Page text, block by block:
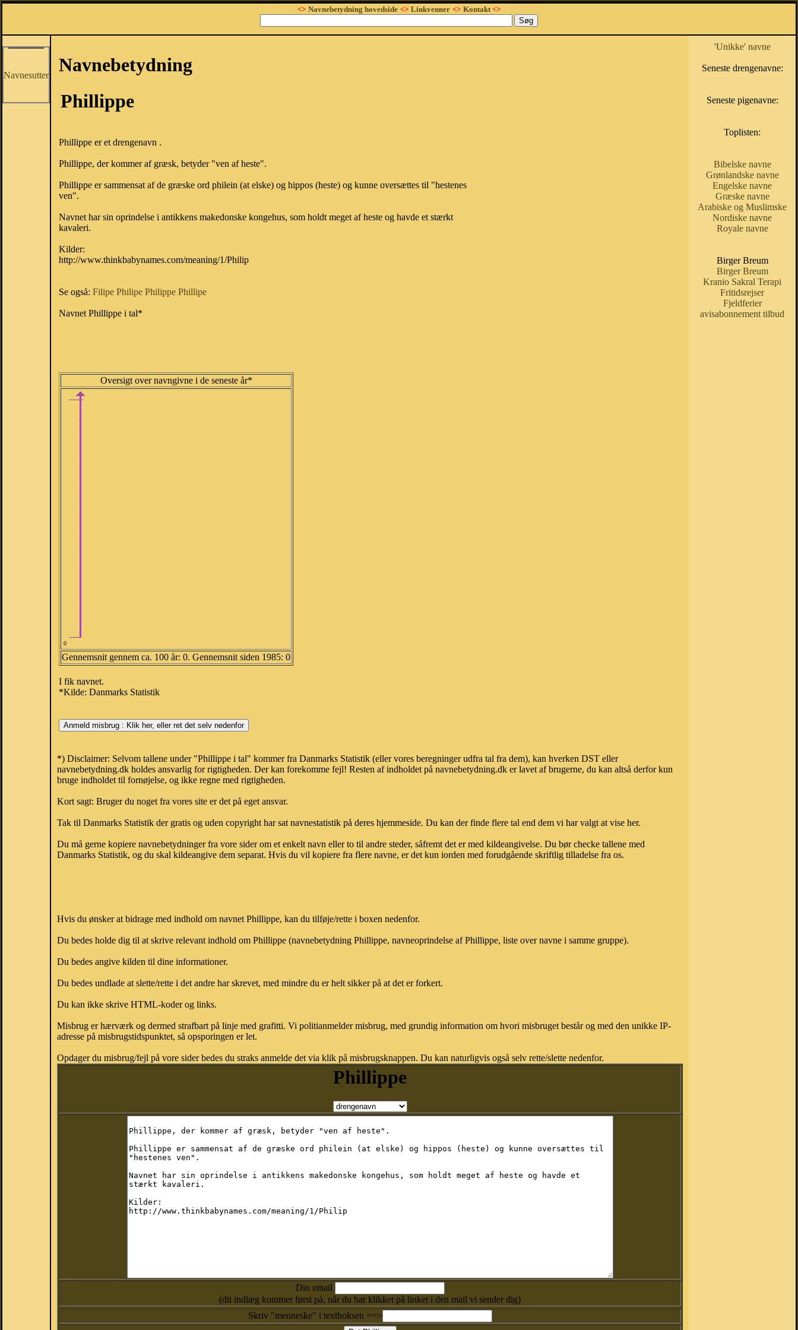
<> Navnebetydning hovedside <> Linkvenner <> Kontakt<>
Navnesutter
Navnebetydning
Phillippe
Phillippe er et drengenavn .
Phillippe, der kommer af græsk, betyder "ven af heste".
Phillippe er sammensat af de græske ord philein (at elske) og hippos (heste) og kunne oversættes til "hestenes
ven".
Navnet har sin oprindelse i antikkens makedonske kongehus, som holdt meget af heste og havde et stærkt
kavaleri.
Kilder:
http://www.thinkbabynames.com/meaning/1/Philip
Se også: Filipe Philipe Philippe Phillipe
Navnet Phillippe i tal*
Oversigt over navngivne i de seneste år*
0
Gennemsnit gennem ca. 100 år: 0. Gennemsnit siden 1985: 0
I fik navnet.
*Kilde: Danmarks Statistik
*) Disclaimer: Selvom tallene under "Phillippe i tal" kommer fra Danmarks Statistik (eller vores beregninger udfra tal fra dem), kan hverken DST eller
navnebetydning.dk holdes ansvarlig for rigtigheden. Der kan forekomme fejl! Resten af indholdet på navnebetydning.dk er lavet af brugerne, du kan altså derfor kun
bruge indholdet til fornøjelse, og ikke regne med rigtigheden.
Kort sagt: Bruger du noget fra vores site er det på eget ansvar.
Tak til Danmarks Statistik der gratis og uden copyright har sat navnestatistik på deres hjemmeside. Du kan der finde flere tal end dem vi har valgt at vise her.
Du må gerne kopiere navnebetydninger fra vore sider om et enkelt navn eller to til andre steder, såfremt det er med kildeangivelse. Du bør checke tallene med
Danmarks Statistik, og du skal kildeangive dem separat. Hvis du vil kopiere fra flere navne, er det kun iorden med forudgående skriftlig tilladelse fra os.
Hvis du ønsker at bidrage med indhold om navnet Phillippe, kan du tilføje/rette i boxen nedenfor.
Du bedes holde dig til at skrive relevant indhold om Phillippe (navnebetydning Phillippe, navneoprindelse af Phillippe, liste over navne i samme gruppe).
Du bedes angive kilden til dine informationer.
Du bedes undlade at slette/rette i det andre har skrevet, med mindre du er helt sikker på at det er forkert.
Du kan ikke skrive HTML-koder og links.
Misbrug er hærværk og dermed strafbart på linje med grafitti. Vi politianmelder misbrug, med grundig information om hvori misbruget består og med den unikke IP-
adresse på misbrugstidspunktet, så opsporingen er let.
Opdager du misbrug/fejl på vore sider bedes du straks anmelde det via klik på misbrugsknappen. Du kan naturligvis også selv rette/slette nedenfor.
Phillippe
Din email
(dit indlæg kommer først på, når du har klikket på linket i den mail vi sender dig)
Skriv "menneske" i textboksen ==>
'Unikke' navne
Seneste drengenavne:
Seneste pigenavne:
Toplisten:
Bibelske navne
Grønlandske navne
Engelske navne
Græske navne
Arabiske og Muslimske
Nordiske navne
Royale navne
Birger Breum
Birger Breum
Kranio Sakral Terapi
Fritidsrejser
Fjeldferier
avisabonnement tilbud